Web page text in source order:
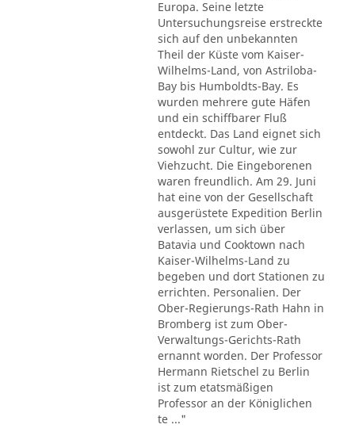
Europa. Seine letzte
Untersuchungsreise erstreckte
sich auf den unbekannten
Theil der Küste vom Kaiser-
Wilhelms-Land, von Astriloba-
Bay bis Humboldts-Bay. Es
wurden mehrere gute Häfen
und ein schiffbarer Fluß
entdeckt. Das Land eignet sich
sowohl zur Cultur, wie zur
Viehzucht. Die Eingeborenen
waren freundlich. Am 29. Juni
hat eine von der Gesellschaft
ausgerüstete Expedition Berlin
verlassen, um sich über
Batavia und Cooktown nach
Kaiser-Wilhelms-Land zu
begeben und dort Stationen zu
errichten. Personalien. Der
Ober-Regierungs-Rath Hahn in
Bromberg ist zum Ober-
Verwaltungs-Gerichts-Rath
ernannt worden. Der Professor
Hermann Rietschel zu Berlin
ist zum etatsmäßigen
Professor an der Königlichen
te ..."